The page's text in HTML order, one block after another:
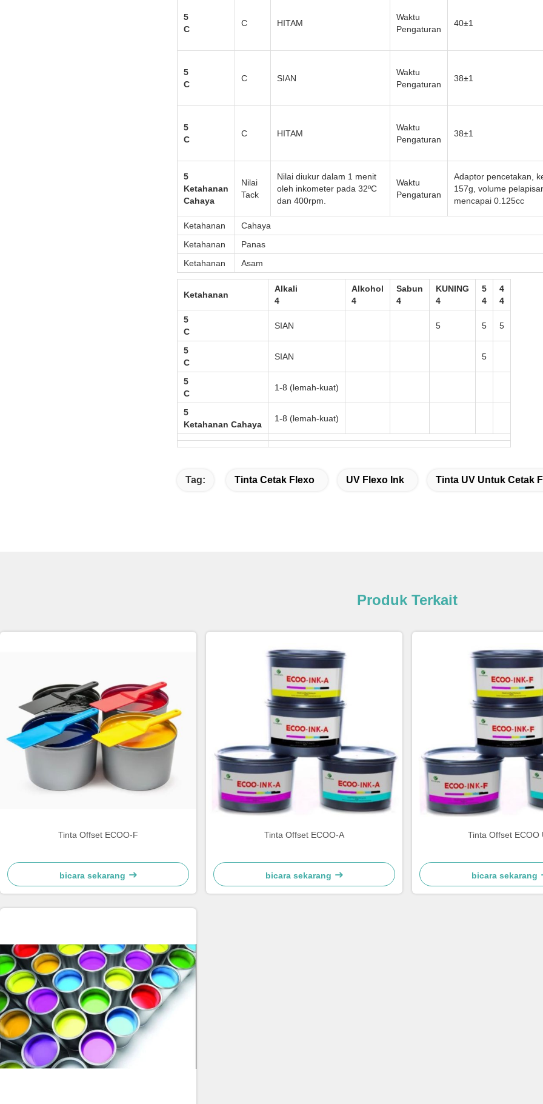
5
C
C HITAM
Waktu
Pengaturan
40±1
5
C
C SIAN
Waktu
Pengaturan
38±1
5
C
C HITAM
Waktu
Pengaturan
38±1
5
Ketahanan
Cahaya
Nilai
Tack
Nilai diukur dalam 1 menit
oleh inkometer pada 32ºC
dan 400rpm.
Waktu
Pengaturan
Adaptor pencetakan,
157g, volume
mencapai 0.125cc
Ketahanan
Cahaya
Ketahanan
Panas
Ketahanan
Asam
Ketahanan
Alkali
4
Alkohol
4
Sabun
4
KUNING
4
5
4
4
4
5
C
SIAN 5 5 5
5
C
SIAN 5
5
C
1-8 (lemah-kuat)
5
Ketahanan Cahaya
1-8 (lemah-kuat)
Tag: Tinta Cetak Flexo UV Flexo Ink Tinta UV Untuk Cetak
Produk Terkait
Tinta Offset ECOO-F
bicara sekarang
Tinta Offset ECOO-A
bicara sekarang
Tinta Offset ECOO
bicara sekarang